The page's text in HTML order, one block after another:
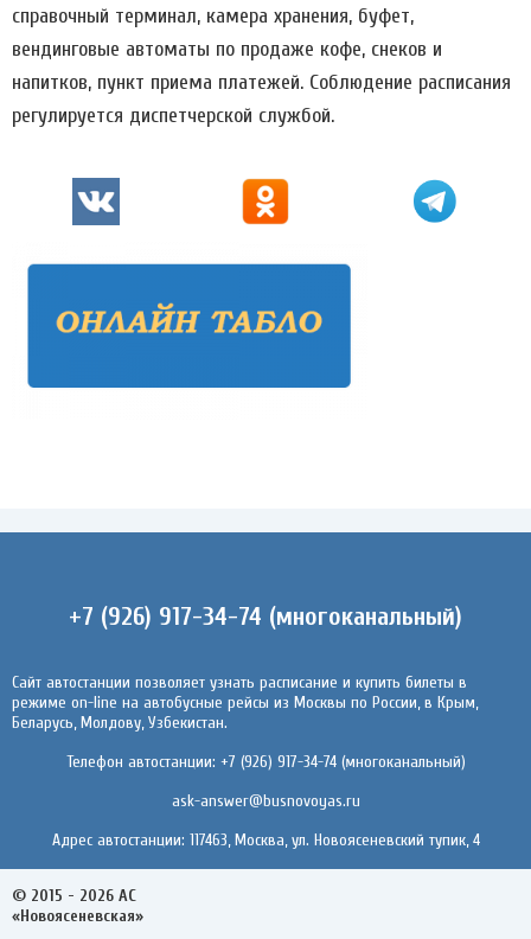
справочный терминал, камера хранения, буфет,
вендинговые автоматы по продаже кофе, снеков и
напитков, пункт приема платежей. Соблюдение расписания
регулируется диспетчерской службой.
+7 (926) 917-34-74 (многоканальный)
Сайт автостанции позволяет узнать расписание и купить билеты в
режиме on-line на автобусные рейсы из Москвы по России, в Крым,
Беларусь, Молдову, Узбекистан.
Телефон автостанции: +7 (926) 917-34-74 (многоканальный)
ask-answer@busnovoyas.ru
Адрес автостанции: 117463, Москва, ул. Новоясеневский тупик, 4
© 2015 - 2026 АС
«Новоясеневская»